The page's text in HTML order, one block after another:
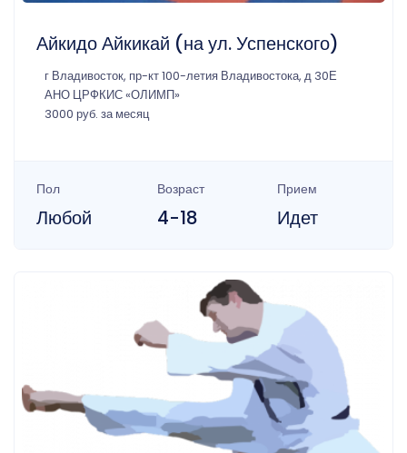
Айкидо Айкикай (на ул. Успенского)
г Владивосток, пр-кт 100-летия Владивостока, д 30Е
АНО ЦРФКИС «ОЛИМП»
3000 руб. за месяц
Пол
Любой
Возраст
4-18
Прием
Идет